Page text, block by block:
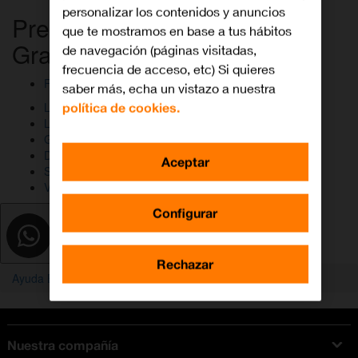
Preguntas frecuentes sobre
Grandes Empresas
Formulario Digital Centrex
Localizador de tiendas
La Red de Orange
Guías Smartphones
Dispositivos y routers
Sigue tu pedido y reparación
Vídeos de Ayuda
Ayuda Empresas
Nuestra compañía
personalizar los contenidos y anuncios
que te mostramos en base a tus hábitos
de navegación (páginas visitadas,
frecuencia de acceso, etc) Si quieres
saber más, echa un vistazo a nuestra
política de cookies.
Configurar
Rechazar
Aceptar